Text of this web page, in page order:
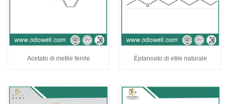
Acetato di metile fenile Eptanoato di etile naturale